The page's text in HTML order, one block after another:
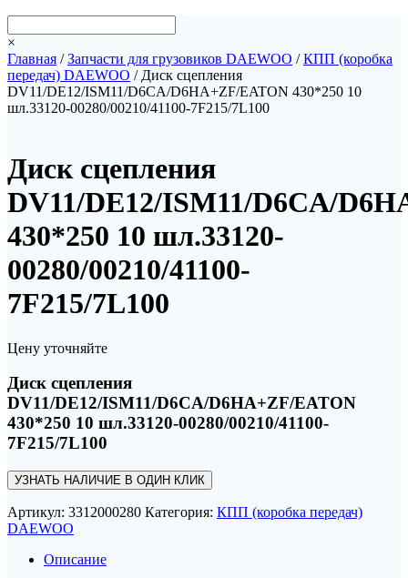
×
Главная /Запчасти для грузовиков DAEWOO /КПП (коробка
передач) DAEWOO / Диск сцепления
DV11/DE12/ISM11/D6CA/D6HA+ZF/EATON 430*250 10
шл.33120-00280/00210/41100-7F215/7L100
Диск сцепления
DV11/DE12/ISM11/D6CA/
430*250 10 шл.33120-
00280/00210/41100-
7F215/7L100
Цену уточняйте
Диск сцепления
DV11/DE12/ISM11/D6CA/D6HA+ZF/EATON
430*250 10 шл.33120-00280/00210/41100-
7F215/7L100
УЗНАТЬ НАЛИЧИЕ В ОДИН КЛИК
Артикул: 3312000280 Категория: КПП (коробка передач)
DAEWOO
Описание